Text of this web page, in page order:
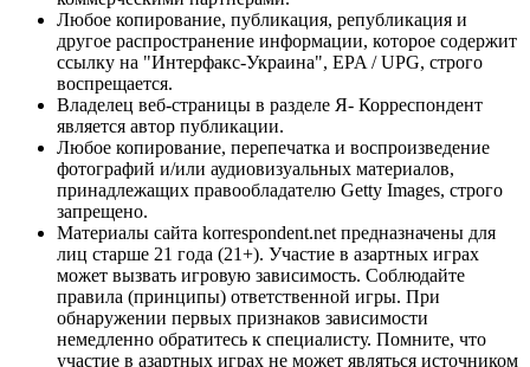
Любое копирование, публикация, републикация и
другое распространение информации, которое содержит
ссылку на "Интерфакс-Украина", EPA / UPG, строго
воспрещается.
Владелец веб-страницы в разделе Я- Корреспондент
является автор публикации.
Любое копирование, перепечатка и воспроизведение
фотографий и/или аудиовизуальных материалов,
принадлежащих правообладателю Getty Images, строго
запрещено.
Материалы сайта korrespondent.net предназначены для
лиц старше 21 года (21+). Участие в азартных играх
может вызвать игровую зависимость. Соблюдайте
правила (принципы) ответственной игры. При
обнаружении первых признаков зависимости
немедленно обратитесь к специалисту. Помните, что
участие в азартных играх не может являться источником